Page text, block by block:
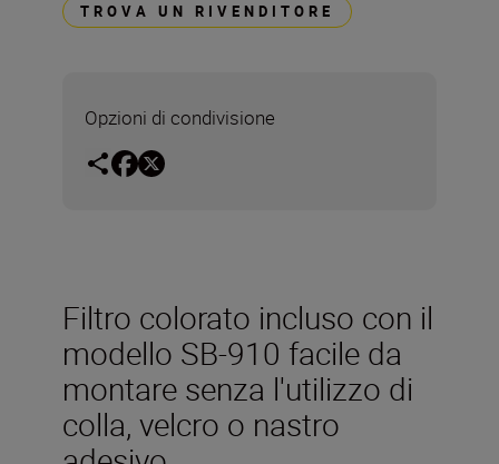
TROVA UN RIVENDITORE
Opzioni di condivisione
Filtro colorato incluso con il
modello SB-910 facile da
montare senza l'utilizzo di
colla, velcro o nastro